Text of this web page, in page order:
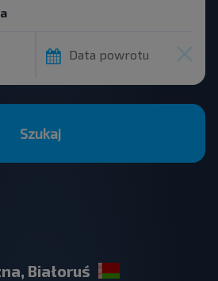
Data powrotu
Szukaj
Białoruś